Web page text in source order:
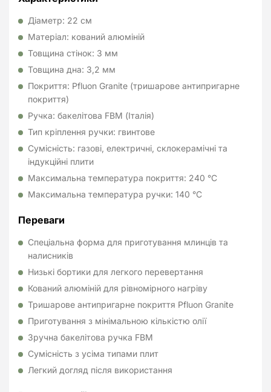
Діаметр: 22 см
Матеріал: кований алюміній
Товщина стінок: 3 мм
Товщина дна: 3,2 мм
Покриття: Pfluon Granite (тришарове антипригарне
покриття)
Ручка: бакелітова FBM (Італія)
Тип кріплення ручки: гвинтове
Сумісність: газові, електричні, склокерамічні та
індукційні плити
Максимальна температура покриття: 240 °C
Максимальна температура ручки: 140 °C
Переваги
Спеціальна форма для приготування млинців та
налисників
Низькі бортики для легкого перевертання
Кований алюміній для рівномірного нагріву
Тришарове антипригарне покриття Pfluon Granite
Приготування з мінімальною кількістю олії
Зручна бакелітова ручка FBM
Сумісність з усіма типами плит
Легкий догляд після використання